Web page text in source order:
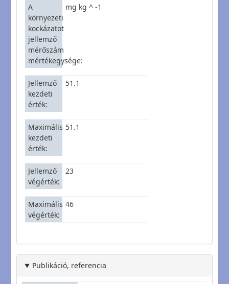
A
környezeti
kockázatot
jellemző
mérőszám
mértékegysége
mg kg ^ -1
Jellemző
kezdeti
érték
51.1
Maximális
kezdeti
érték
51.1
Jellemző
végérték
23
Maximális
végérték
46
Publikáció, referencia